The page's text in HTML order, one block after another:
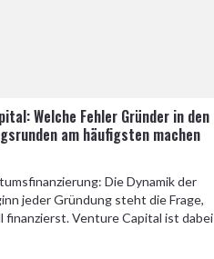
Welche Fehler Gründer in den
am häufigsten machen
Die Dynamik der
jeder Gründung steht die Frage,
finanzierst. Venture Capital ist dabei